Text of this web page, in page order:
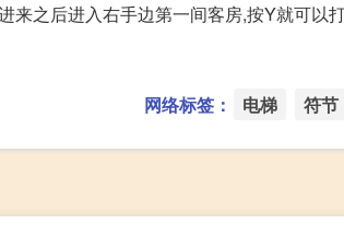
来之后进入右手边第一间客房,按Y就可以
网络标签： 电梯 符节